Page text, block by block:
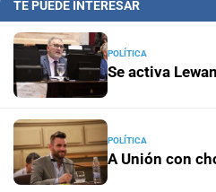
En
TE PUEDE INTERESAR
POLÍTICA
Se activa
POLÍTICA
A Unión con